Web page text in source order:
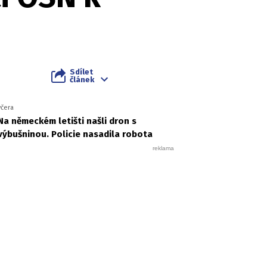
Sdílet
článek
německém letišti našli dron s
Policie nasadila robota